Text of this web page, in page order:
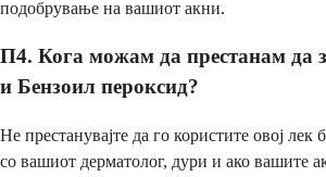
подобрување на вашиот акни.
П4. Кога можам да престанам да
и Бензоил пероксид?
Не престанувајте да го користите овој лек
со вашиот дерматолог, дури и ако вашите